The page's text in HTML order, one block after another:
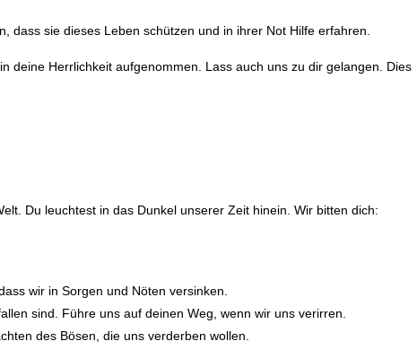
dass sie dieses Leben schützen und in ihrer Not Hilfe erfahren.
deine Herrlichkeit aufgenommen. Lass auch uns zu dir gelangen. Dies
Du leuchtest in das Dunkel unserer Zeit hinein. Wir bitten dich:
wir in Sorgen und Nöten versinken.
sind. Führe uns auf deinen Weg, wenn wir uns verirren.
des Bösen, die uns verderben wollen.